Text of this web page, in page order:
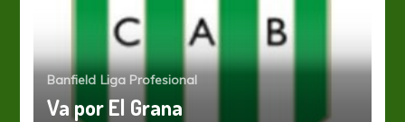
Banfield Liga Profesional
Va por El Grana